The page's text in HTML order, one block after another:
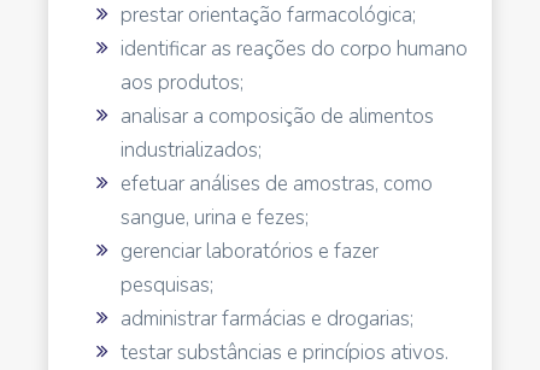
prestar orientação farmacológica;
identificar as reações do corpo humano
aos produtos;
analisar a composição de alimentos
industrializados;
efetuar análises de amostras, como
sangue, urina e fezes;
gerenciar laboratórios e fazer
pesquisas;
administrar farmácias e drogarias;
testar substâncias e princípios ativos.